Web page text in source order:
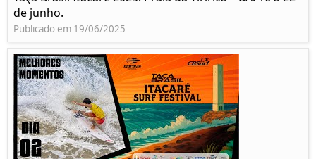
de junho.
Publicado em 19/06/2025